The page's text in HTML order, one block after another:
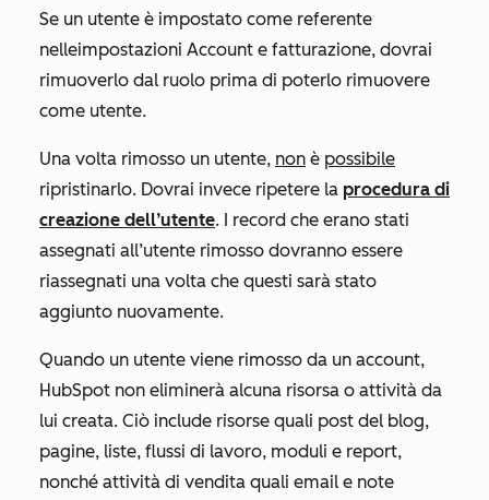
Se un utente è impostato come referente
nelleimpostazioni Account e fatturazione, dovrai
rimuoverlo dal ruolo prima di poterlo rimuovere
come utente.
Una volta rimosso un utente, non è possibile
ripristinarlo. Dovrai invece ripetere la procedura di
creazione dell’utente. I record che erano stati
assegnati all’utente rimosso dovranno essere
riassegnati una volta che questi sarà stato
aggiunto nuovamente.
Quando un utente viene rimosso da un account,
HubSpot non eliminerà alcuna risorsa o attività da
lui creata. Ciò include risorse quali post del blog,
pagine, liste, flussi di lavoro, moduli e report,
nonché attività di vendita quali email e note